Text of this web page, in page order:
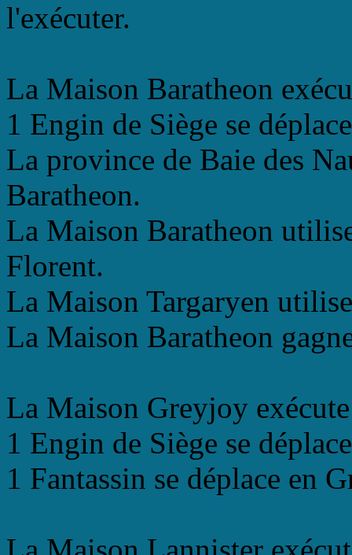
l'exécuter.
La Maison Baratheon
1 Engin de Siège se
La province de Baie des
Baratheon.
La Maison Baratheon
Florent.
La Maison Targaryen
La Maison Baratheon
La Maison Greyjoy
1 Engin de Siège se
1 Fantassin se déplace en